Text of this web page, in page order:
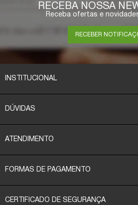
RECEBA NOSSA
Receba ofertas e
RECEBER
INSTITUCIONAL
DÚVIDAS
ATENDIMENTO
FORMAS DE PAGAMENTO
CERTIFICADO DE SEGURANÇA